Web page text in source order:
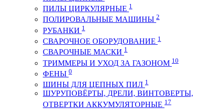
ПИЛЫ ЦИРКУЛЯРНЫЕ 1
ПОЛИРОВАЛЬНЫЕ МАШИНЫ 2
РУБАНКИ 1
СВАРОЧНОЕ ОБОРУДОВАНИЕ 1
СВАРОЧНЫЕ МАСКИ 1
ТРИММЕРЫ И УХОД ЗА ГАЗОНОМ 10
ФЕНЫ 0
ШИНЫ ДЛЯ ЦЕПНЫХ ПИЛ 1
ШУРУПОВЁРТЫ, ДРЕЛИ, ВИНТОВЕРТЫ,
ОТВЕРТКИ АККУМУЛЯТОРНЫЕ 17